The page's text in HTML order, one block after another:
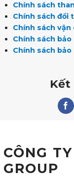
Chính sách
Chính sách đổi
Chính sách vận
Chính sách bảo
Chính sách
Kết
CÔNG
GROUP